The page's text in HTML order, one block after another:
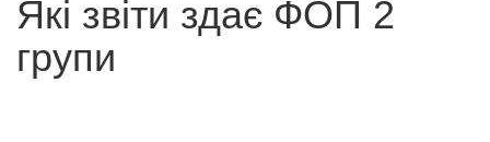
Які звіти здає ФОП 2
групи